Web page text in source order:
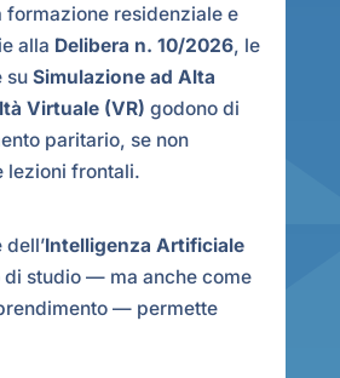
formazione residenziale e
alla Delibera n. 10/2026, le
su Simulazione ad Alta
Virtuale (VR) godono di
paritario, se non
lezioni frontali.
dell’Intelligenza Artificiale
studio — ma anche come
— permette